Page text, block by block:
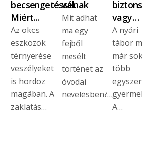
becsengetéssel.
Miért…
Az okos
eszközök
térnyerése
veszélyeket
is hordoz
magában. A
zaklatás…
válnak
Mit adhat
ma egy
fejből
mesélt
történet az
óvodai
nevelésben?…
vagy…
A nyári
tábor
már
több
A…